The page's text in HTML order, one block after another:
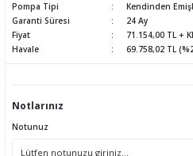
Pompa Tipi
Kendinden
Garanti Süresi
24 Ay
Fiyat
71.154,00 TL +
Havale
69.758,02 TL
Notlarınız
Notunuz